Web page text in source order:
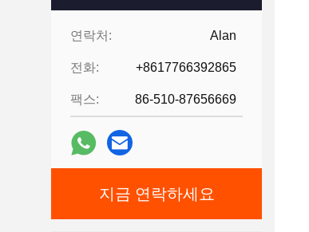
연락처: Alan
전화: +8617766392865
팩스: 86-510-87656669
지금 연락하세요